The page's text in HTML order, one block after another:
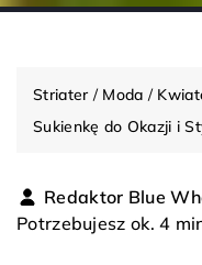
Striater/ Moda /
Sukienkę do Okazji i
Redaktor Blue
Potrzebujesz ok. 4